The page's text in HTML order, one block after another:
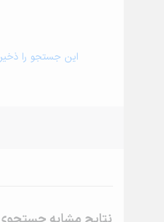
این جستجو را